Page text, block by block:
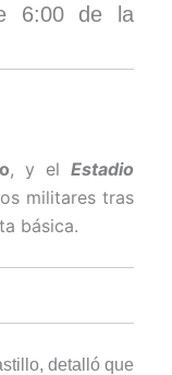
6:00 de la
, y elEstadio
militares tras
básica.
detalló que